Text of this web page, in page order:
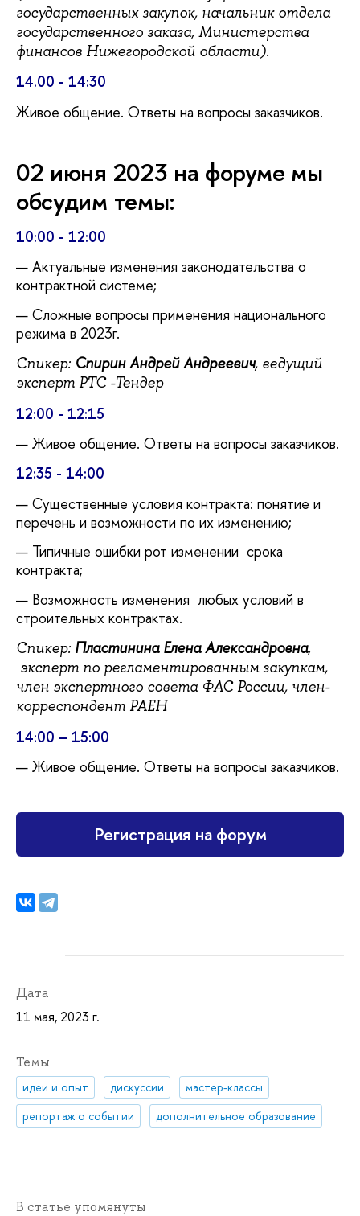
государственных закупок, начальник отдела
государственного заказа, Министерства
финансов Нижегородской области).
14.00 - 14:30
Живое общение. Ответы на вопросы заказчиков.
02 июня 2023 на форуме мы
обсудим темы:
10:00 - 12:00
Актуальные изменения законодательства о
контрактной системе;
Сложные вопросы применения национального
режима в 2023г.
Спикер: Спирин Андрей Андреевич, ведущий
эксперт РТС -Тендер
12:00 - 12:15
Живое общение. Ответы на вопросы заказчиков.
12:35 - 14:00
Существенные условия контракта: понятие и
перечень и возможности по их изменению;
Типичные ошибки рот изменении срока
контракта;
Возможность изменения любых условий в
строительных контрактах.
Спикер: Пластинина Елена Александровна,
эксперт по регламентированным закупкам,
член экспертного совета ФАС России, член-
корреспондент РАЕН
14:00 – 15:00
Живое общение. Ответы на вопросы заказчиков.
Регистрация на форум
Дата
11 мая, 2023 г.
Темы
идеи и опыт дискуссии
мастер-классы
репортаж о событии
дополнительное образование
В статье упомянуты